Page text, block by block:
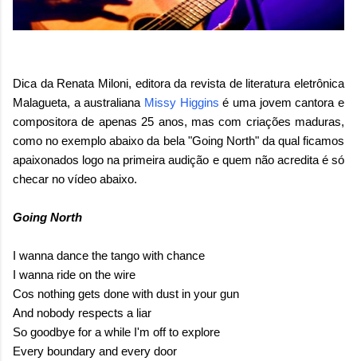
Dica da Renata Miloni, editora da revista de literatura eletrônica
Malagueta, a australiana Missy Higgins é uma jovem cantora e
compositora de apenas 25 anos, mas com criações maduras,
como no exemplo abaixo da bela "Going North" da qual ficamos
apaixonados logo na primeira audição e quem não acredita é só
checar no vídeo abaixo.
Going North
I wanna dance the tango with chance
I wanna ride on the wire
Cos nothing gets done with dust in your gun
And nobody respects a liar
So goodbye for a while I'm off to explore
Every boundary and every door